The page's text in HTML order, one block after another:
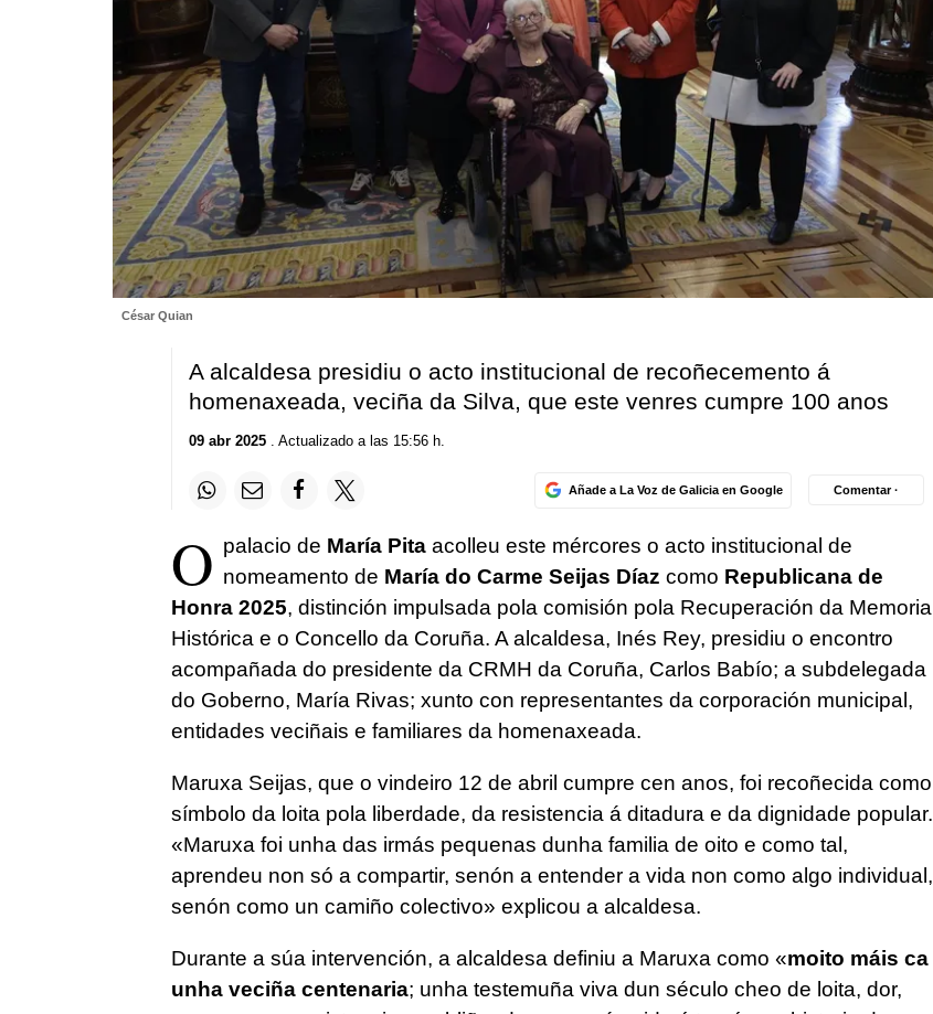
César Quian
A alcaldesa presidiu o acto institucional de recoñecemento á
homenaxeada, veciña da Silva, que este venres cumpre 100 anos
09 abr 2025. Actualizado a las 15:56 h.
Añade a La Voz de Galicia en Google Comentar ·
O palacio de María Pitaacolleu este mércores o acto institucional de
nomeamento de María do Carme Seijas Díaz como Republicana de
Honra 2025, distinción impulsada pola comisión pola Recuperación da Memoria
Histórica e o Concello da Coruña. A alcaldesa, Inés Rey, presidiu o encontro
acompañada do presidente da CRMH da Coruña, Carlos Babío; a subdelegada
do Goberno, María Rivas; xunto con representantes da corporación municipal,
entidades veciñais e familiares da homenaxeada.
Maruxa Seijas, que o vindeiro 12 de abril cumpre cen anos, foi recoñecida como
símbolo da loita pola liberdade, da resistencia á ditadura e da dignidade popular.
«Maruxa foi unha das irmás pequenas dunha familia de oito e como tal,
aprendeu non só a compartir, senón a entender a vida non como algo individual,
senón como un camiño colectivo» explicou a alcaldesa.
Durante a súa intervención, a alcaldesa definiu a Maruxa como «moito máis ca
unha veciña centenaria; unha testemuña viva dun século cheo de loita, dor,